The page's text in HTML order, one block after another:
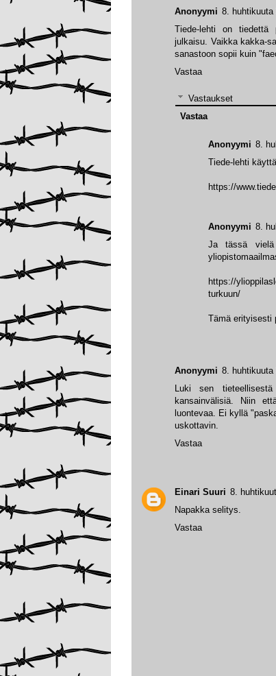
Einari Suuri 8.
Napakka selitys.
Vastaa
Anonyymi 8. huhtikuuta
Luki sen
kansainvälisiä. Niin
luontevaa. Ei kyllä
uskottavin.
Vastaa
Anonyymi 8. huhtikuuta
Tiede-lehti on tiedettä
julkaisu. Vaikka kakka-
sanastoon sopii kuin
Vastaa
Vastaukset
Anonyymi 8.
Tiede-lehti
https://
Anonyymi 8.
Ja tässä vielä
https://
turkuun/
Tämä erityisesti
Vastaa